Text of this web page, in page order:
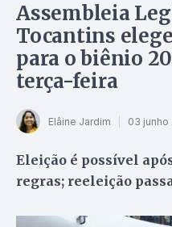
Assembleia
Tocantins
para o biênio
terça-feira
Elâine Jardim 03 junho
Eleição é possível
regras; reeleição